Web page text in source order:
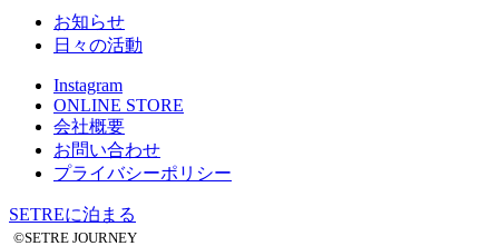
お知らせ
日々の活動
Instagram
ONLINE STORE
会社概要
お問い合わせ
プライバシーポリシー
SETREに泊まる
©SETRE JOURNEY